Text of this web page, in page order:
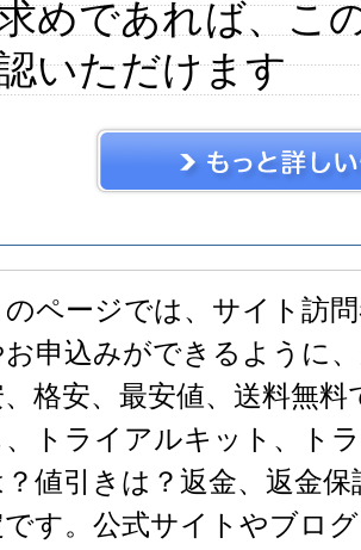
めであれば、こ
いただけます
のページでは、サイト訪
申込みができるように
、格安、最安値、送料無
、トライアルキット、ト
？値引きは？返金、返金
です。公式サイトやブロ